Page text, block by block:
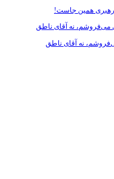
نه آقای ناطق